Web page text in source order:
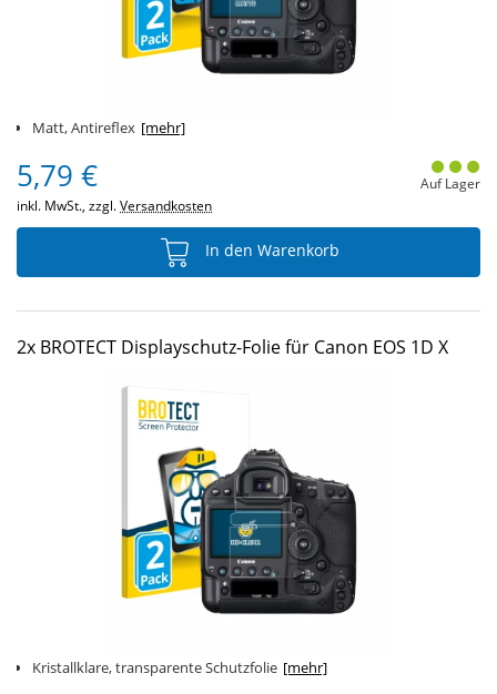
Matt, Antireflex [mehr]
5,79 €
inkl. MwSt., zzgl.Versandkosten
Auf Lager
In den Warenkorb
2x BROTECT Displayschutz-Folie für Canon EOS 1D X
Kristallklare, transparente Schutzfolie [mehr]